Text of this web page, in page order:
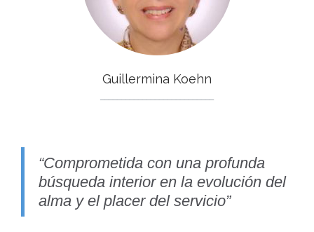
Guillermina Koehn
“Comprometida con una profunda
búsqueda interior en la evolución del
alma y el placer del servicio”